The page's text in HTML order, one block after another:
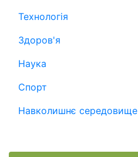
Технологія
Здоров'я
Наука
Спорт
Навколишнє середовище